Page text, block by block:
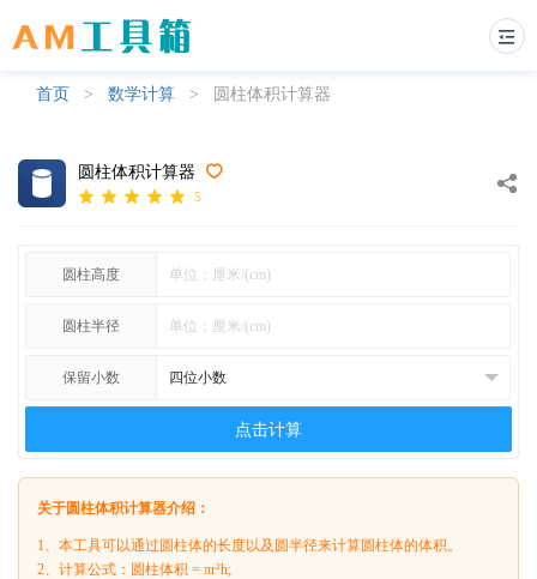
首页 > 数学计算 > 圆柱体积计算器
圆柱体积计算器
5
圆柱高度
圆柱半径
保留小数
点击计算
关于圆柱体积计算器介绍：
1、本工具可以通过圆柱体的长度以及圆半径来计算圆柱体的体积。
2、计算公式：圆柱体积 = πr²h;